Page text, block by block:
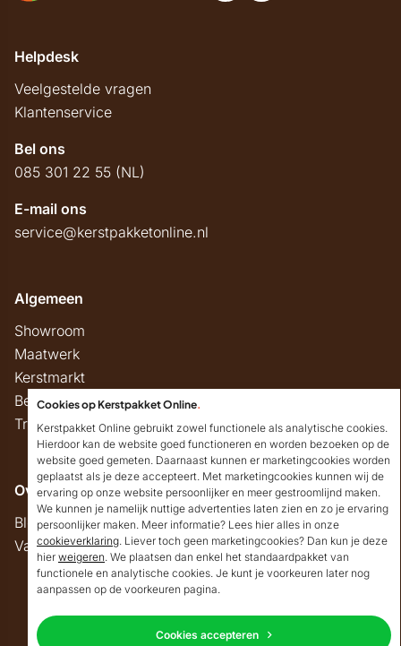
Helpdesk
Veelgestelde vragen
Klantenservice
Bel ons
085 301 22 55 (NL)
E-mail ons
service@kerstpakketonline.nl
Algemeen
Showroom
Maatwerk
Kerstmarkt
Belastingregels
Track & Trace
Overig
Blog
Vacatures
Copyright © 2026 Kerstpakket Online
Goedendag!
Mocht ik je ergens mee
kunnen helpen, dan
verneem ik dat graag.
Cookies op Kerstpakket Online.
Kerstpakket Online gebruikt zowel functionele als analytische cookies.
Hierdoor kan de website goed functioneren en worden bezoeken op de
website goed gemeten. Daarnaast kunnen er marketingcookies worden
geplaatst als je deze accepteert. Met marketingcookies kunnen wij de
ervaring op onze website persoonlijker en meer gestroomlijnd maken.
We kunnen je namelijk nuttige advertenties laten zien en zo je ervaring
persoonlijker maken. Meer informatie? Lees hier alles in onze
cookieverklaring. Liever toch geen marketingcookies? Dan kun je deze
hier weigeren. We plaatsen dan enkel het standaardpakket van
functionele en analytische cookies. Je kunt je voorkeuren later nog
aanpassen op de voorkeuren pagina.
Cookies accepteren